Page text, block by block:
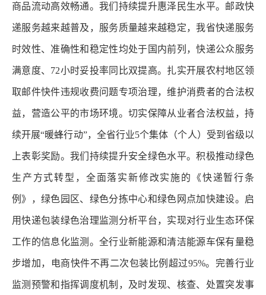
商品流动高效畅通。我们持续提升惠泽民生水平。邮政快
递服务越来越普及，服务质量越来越稳定，我省快递服务
时效性、准确性和稳定性均处于国内前列，快递公众服务
满意度、72小时妥投率同比双提高。扎实开展农村地区领
取邮件快件违规收费问题专项治理，维护消费者的合法权
益，营造公平的市场环境。切实保障从业者合法权益，持
续开展“暖蜂行动”，全省行业5个集体（个人）受到省级以
上表彰奖励。我们持续提升安全绿色水平。积极推动绿色
生产方式转型，全面落实新修改实施的《快递暂行条
例》，绿色园区、绿色分拣中心和绿色网点加快建设。启
用快递包装绿色治理监测分析平台，实现对行业生态环保
工作的信息化监测。全行业新能源和清洁能源车保有量稳
步增加，电商快件不再二次包装比例超过95%。完善行业
监测预警和指挥调度机制，及时发现、核查、处置突发事